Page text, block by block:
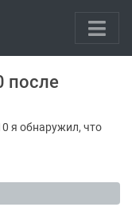
после
я обнаружил, что